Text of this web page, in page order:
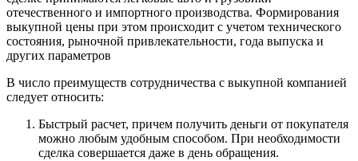
отечественного и импортного производства. Формирования
выкупной цены при этом происходит с учетом технического
состояния, рыночной привлекательности, года выпуска и
других параметров
В число преимуществ сотрудничества с выкупной компанией
следует относить:
Быстрый расчет, причем получить деньги от покупателя
можно любым удобным способом. При необходимости
сделка совершается даже в день обращения.